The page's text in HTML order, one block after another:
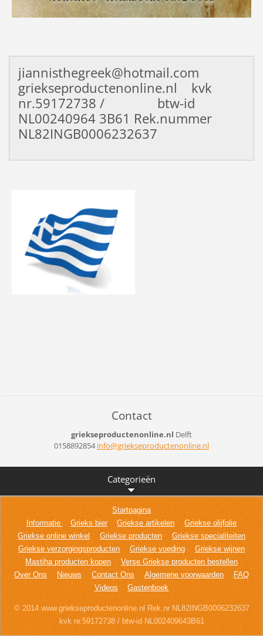
jiannisthegreek@hotmail.com
griekseproductenonline.nl kvk
nr.59172738 / btw-id
NL002409643B61 Rek.nummer
NL82INGB0006232637
Contact
griekseproductenonline.nl Delft
0158892854info@griekseproductenonline.nl
Categorieën
Startpagina
Informatie
Grieks bier Griekse artikelen
Griekse olijfolie
Griekse online winkel
Griekse producten
Griekse specialiteiten
Griekse verzorgingsproducten
Griekse voeding
Griekse wijnen
Mastiha producten kopen
Verse Griekse producten bestellen
Over Ons
Nieuws Contact Ons Algemene voorwaarden
FAQ
Videos
Gastenboek
© 2014 www.griekseproductenonline.nl Rek.nr NL82INGB0006232637
kvk nr.59172738 / btw-id NL002409643B61